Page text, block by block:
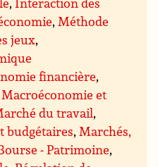
, Méthode
jeux,
financière,
Macroéconomie et
du travail,
budgétaires, Marchés,
- Patrimoine,